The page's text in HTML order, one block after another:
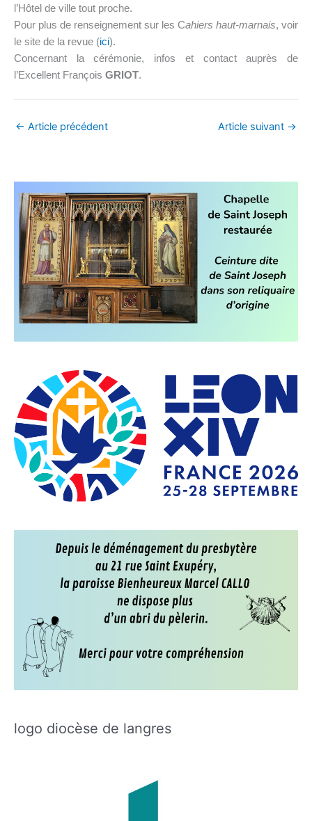
l’Hôtel de ville tout proche.
Pour plus de renseignement sur les Cahiers haut-marnais, voir
le site de la revue (ici).
Concernant la cérémonie, infos et contact auprès de
l’Excellent François GRIOT.
← Article précédent Article suivant →
logo diocèse de langres